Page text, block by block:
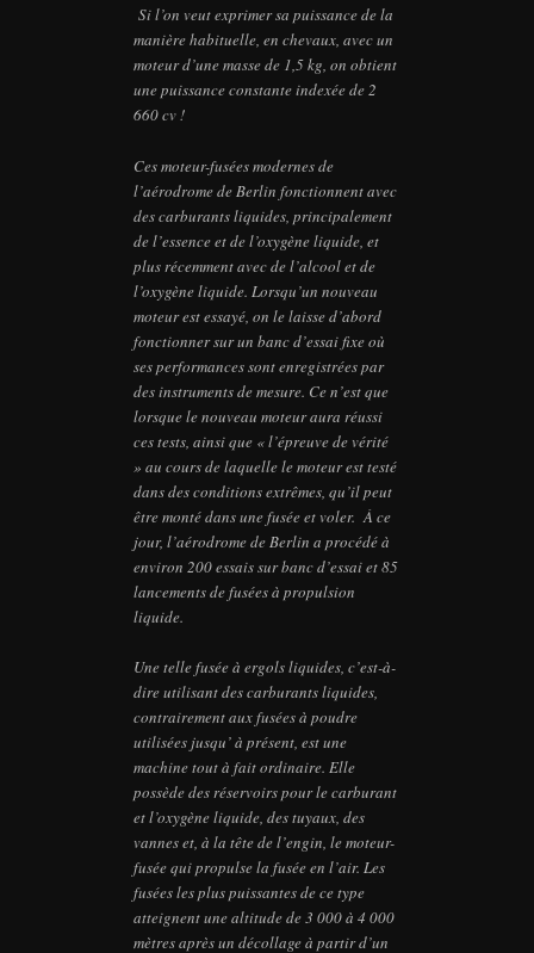
Si l’on veut exprimer sa puissance de la
manière habituelle, en chevaux, avec un
moteur d’une masse de 1,5 kg, on obtient
une puissance constante indexée de 2
660 cv !
Ces moteur-fusées modernes de
l’aérodrome de Berlin fonctionnent avec
des carburants liquides, principalement
de l’essence et de l’oxygène liquide, et
plus récemment avec de l’alcool et de
l’oxygène liquide. Lorsqu’un nouveau
moteur est essayé, on le laisse d’abord
fonctionner sur un banc d’essai fixe où
ses performances sont enregistrées par
des instruments de mesure. Ce n’est que
lorsque le nouveau moteur aura réussi
ces tests, ainsi que « l’épreuve de vérité
» au cours de laquelle le moteur est testé
dans des conditions extrêmes, qu’il peut
être monté dans une fusée et voler. À ce
jour, l’aérodrome de Berlin a procédé à
environ 200 essais sur banc d’essai et 85
lancements de fusées à propulsion
liquide.
Une telle fusée à ergols liquides, c’est-à-
dire utilisant des carburants liquides,
contrairement aux fusées à poudre
utilisées jusqu’ à présent, est une
machine tout à fait ordinaire. Elle
possède des réservoirs pour le carburant
et l’oxygène liquide, des tuyaux, des
vannes et, à la tête de l’engin, le moteur-
fusée qui propulse la fusée en l’air. Les
fusées les plus puissantes de ce type
atteignent une altitude de 3 000 à 4 000
mètres après un décollage à partir d’un